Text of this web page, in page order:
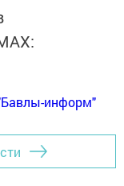
информ"